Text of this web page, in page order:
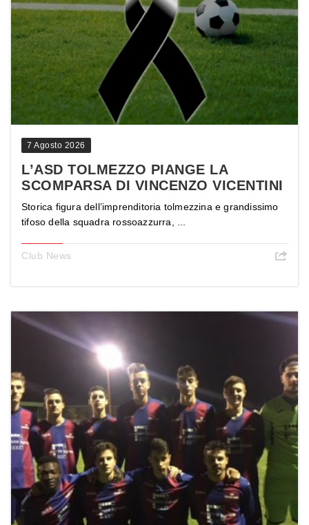
7 Agosto 2026
L’ASD TOLMEZZO PIANGE LA
SCOMPARSA DI VINCENZO VICENTINI
Storica figura dell’imprenditoria tolmezzina e grandissimo
tifoso della squadra rossoazzurra, ...
Club News